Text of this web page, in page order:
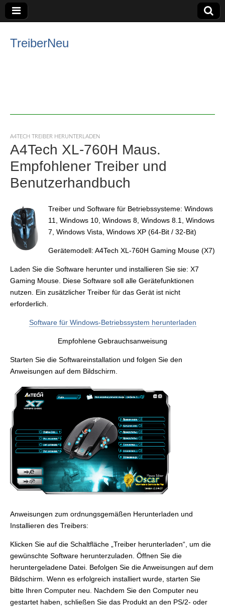
TreiberNeu
A4TECH TREIBER HERUNTERLADEN
A4Tech XL-760H Maus.
Empfohlener Treiber und
Benutzerhandbuch
Treiber und Software für Betriebssysteme: Windows
11, Windows 10, Windows 8, Windows 8.1, Windows
7, Windows Vista, Windows XP (64-Bit / 32-Bit)
Gerätemodell: A4Tech XL-760H Gaming Mouse (X7)
Laden Sie die Software herunter und installieren Sie sie: X7
Gaming Mouse. Diese Software soll alle Gerätefunktionen
nutzen. Ein zusätzlicher Treiber für das Gerät ist nicht
erforderlich.
Software für Windows-Betriebssystem herunterladen
Empfohlene Gebrauchsanweisung
Starten Sie die Softwareinstallation und folgen Sie den
Anweisungen auf dem Bildschirm.
Anweisungen zum ordnungsgemäßen Herunterladen und
Installieren des Treibers:
Klicken Sie auf die Schaltfläche „Treiber herunterladen“, um die
gewünschte Software herunterzuladen. Öffnen Sie die
heruntergeladene Datei. Befolgen Sie die Anweisungen auf dem
Bildschirm. Wenn es erfolgreich installiert wurde, starten Sie
bitte Ihren Computer neu. Nachdem Sie den Computer neu
gestartet haben, schließen Sie das Produkt an den PS/2- oder